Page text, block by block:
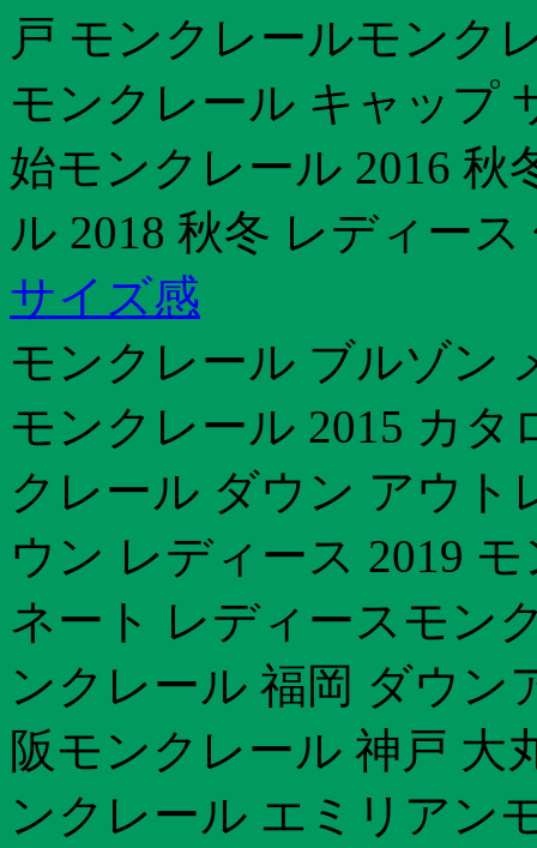
戸 モンクレールモンク
モンクレール キャップ
始モンクレール 2016
ル 2018 秋冬 レディース
サイズ感
モンクレール ブルゾン
モンクレール 2015 カ
クレール ダウン アウト
ウン レディース 2019
ネート レディースモン
ンクレール 福岡 ダウン
阪モンクレール 神戸 大
ンクレール エミリアン